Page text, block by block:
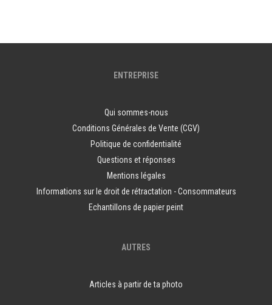
ENTREPRISE
Qui sommes-nous
Conditions Générales de Vente (CGV)
Politique de confidentialité
Questions et réponses
Mentions légales
Informations sur le droit de rétractation - Consommateurs
Echantillons de papier peint
AUTRES
Articles à partir de ta photo